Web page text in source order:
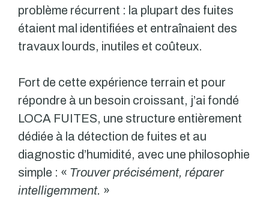
problème récurrent : la plupart des fuites
étaient mal identifiées et entraînaient des
travaux lourds, inutiles et coûteux.
Fort de cette expérience terrain et pour
répondre à un besoin croissant, j’ai fondé
LOCA FUITES, une structure entièrement
dédiée à la détection de fuites et au
diagnostic d’humidité, avec une philosophie
simple : « Trouver précisément, réparer
intelligemment. »